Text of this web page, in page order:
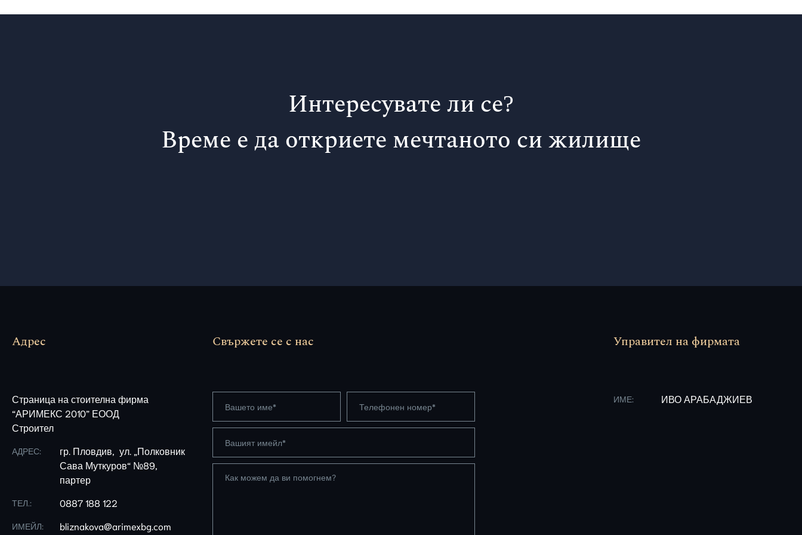
Интересувате ли се?
Време е да откриете мечтаното си жилище
Адрес
Страница на стоителна фирма
“АРИМЕКС 2010” ЕООД
Строител
АДРЕС:
гр. Пловдив, ул. „Полковник
Сава Муткуров“ №89,
партер
ТЕЛ.: 0887 188 122
ИМЕЙЛ: bliznakova@arimexbg.com
Свържете се с нас Управител на фирмата
ИМЕ: ИВО АРАБАДЖИЕВ